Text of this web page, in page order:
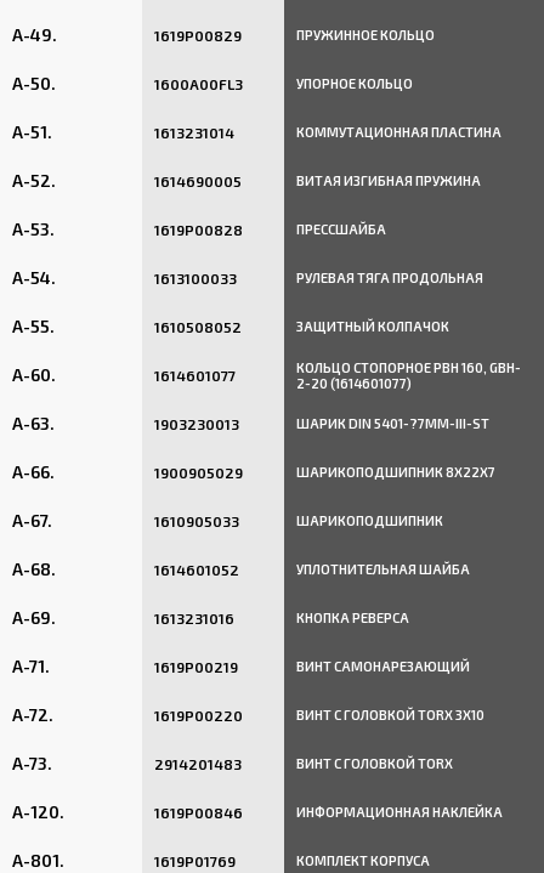
A-49. 1619P00829 ПРУЖИННОЕ КОЛЬЦО
A-50. 1600A00FL3 УПОРНОЕ КОЛЬЦО
A-51. 1613231014 КОММУТАЦИОННАЯ ПЛАСТИНА
A-52. 1614690005 ВИТАЯ ИЗГИБНАЯ ПРУЖИНА
A-53. 1619P00828 ПРЕССШАЙБА
A-54. 1613100033 РУЛЕВАЯ ТЯГА ПРОДОЛЬНАЯ
A-55. 1610508052 ЗАЩИТНЫЙ КОЛПАЧОК
A-60. 1614601077
КОЛЬЦО СТОПОРНОЕ PBH 160, GBH-
2-20 (1614601077)
A-63. 1903230013 ШАРИК DIN 5401-?7MM-III-ST
A-66. 1900905029 ШАРИКОПОДШИПНИК 8X22X7
A-67. 1610905033 ШАРИКОПОДШИПНИК
A-68. 1614601052 УПЛОТНИТЕЛЬНАЯ ШАЙБА
A-69. 1613231016 КНОПКА РЕВЕРСА
A-71. 1619P00219 ВИНТ САМОНАРЕЗАЮЩИЙ
A-72. 1619P00220 ВИНТ С ГОЛОВКОЙ TORX 3X10
A-73. 2914201483 ВИНТ С ГОЛОВКОЙ TORX
A-120. 1619P00846 ИНФОРМАЦИОННАЯ НАКЛЕЙКА
A-801. 1619P01769 КОМПЛЕКТ КОРПУСА